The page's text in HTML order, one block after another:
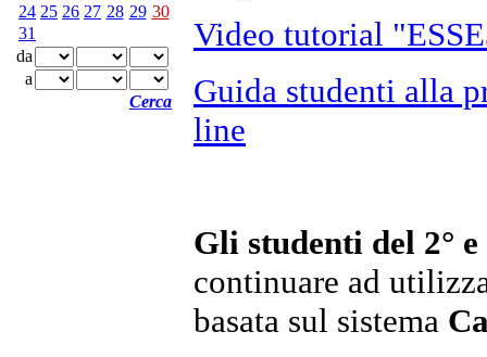
24 25 26 27 28 29 30
31
da
a
Cerca
Video tutorial
Guida studenti alla
line
Gli studenti del 2°
continuare ad
basata sul sistema